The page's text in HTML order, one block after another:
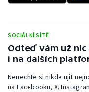
SOCIÁLNÍ SÍTĚ
Odteď vám už nic
i na dalších
Nenechte si nikde ujít
na Facebooku, X,